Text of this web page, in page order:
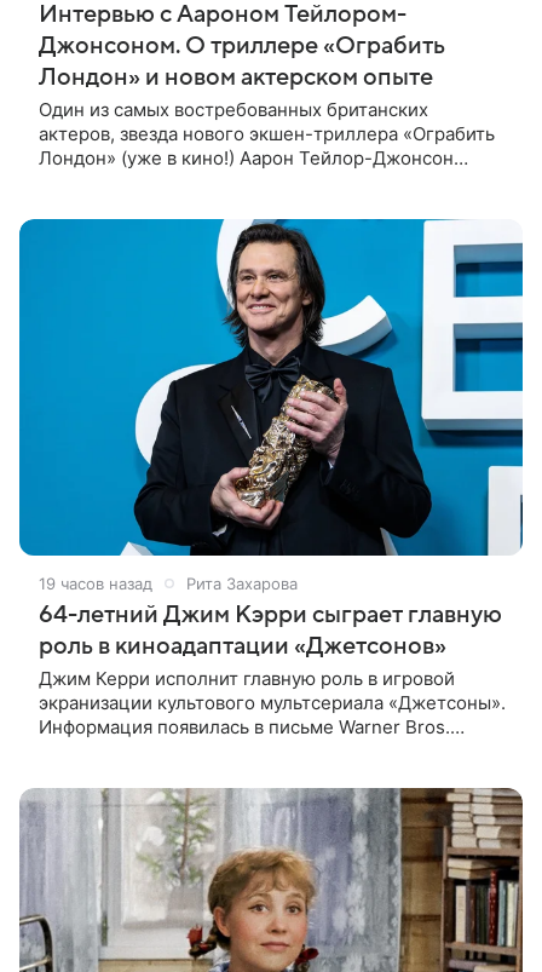
Интервью с Аароном Тейлором-
Джонсоном. О триллере «Ограбить
Лондон» и новом актерском опыте
Один из самых востребованных британских
актеров, звезда нового экшен-триллера «Ограбить
Лондон» (уже в кино!) Аарон Тейлор-Джонсон
19 часов назад Рита Захарова
64-летний Джим Кэрри сыграет главную
роль в киноадаптации «Джетсонов»
Джим Керри исполнит главную роль в игровой
экранизации культового мультсериала «Джетсоны».
Информация появилась в письме Warner Bros.